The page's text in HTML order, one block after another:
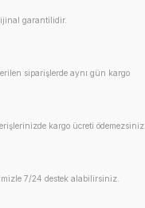
garantilidir.
siparişlerde aynı gün kargo
kargo ücreti ödemezsiniz.
7/24 destek alabilirsiniz.